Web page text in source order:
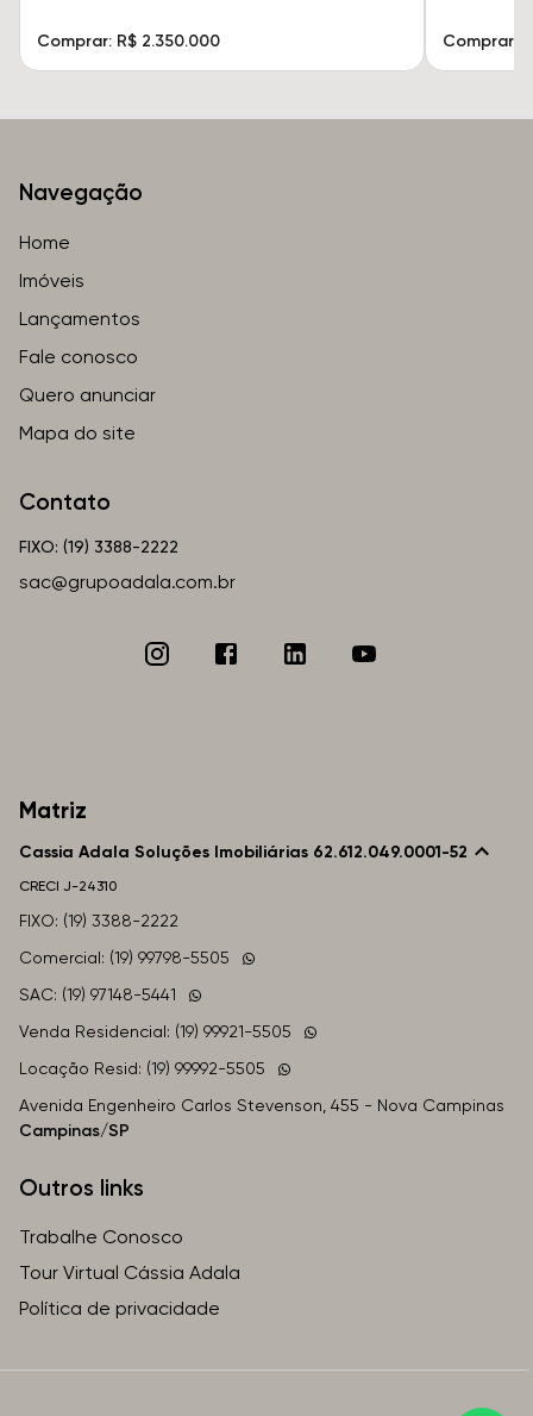
Comprar: R$ 2.350.000 Comprar:
Navegação
Home
Imóveis
Lançamentos
Fale conosco
Quero anunciar
Mapa do site
Contato
FIXO: (19) 3388-2222
sac@grupoadala.com.br
Matriz
Cassia Adala Soluções Imobiliárias 62.612.049.0001-52
CRECI J-24310
FIXO: (19) 3388-2222
Comercial: (19) 99798-5505
SAC: (19) 97148-5441
Venda Residencial: (19) 99921-5505
Locação Resid: (19) 99992-5505
Avenida Engenheiro Carlos Stevenson, 455 - Nova Campinas
Campinas/SP
Outros links
Trabalhe Conosco
Tour Virtual Cássia Adala
Política de privacidade